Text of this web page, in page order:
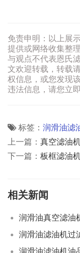
免责申明：以上展
提供或网络收集整
与观点不代表恩氏
文欢迎转载，转载
权信息，或您发现
违法信息，请您立
标签： 润滑油滤
上一篇： 真空滤油
下一篇： 板框滤油
相关新闻
润滑油真空滤油
润滑油滤油机过
润滑油滤油机油